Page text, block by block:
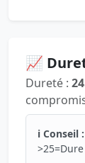
📈
Dureté :
ℹ️ Conseil :